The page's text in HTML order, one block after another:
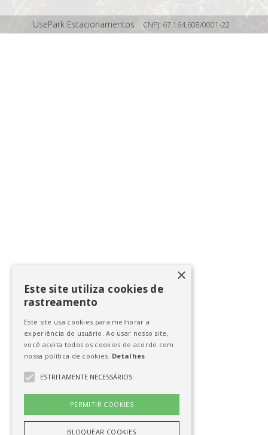
UsePark Estacionamentos CNPJ: 67.164.608/0001-22
Este site utiliza cookies de
rastreamento
Este site usa cookies para melhorar a
experiência do usuário. Ao usar nosso site,
você aceita todos os cookies de acordo com
nossa política de cookies. Detalhes
ESTRITAMENTE NECESSÁRIOS
PERMITIR COOKIES
BLOQUEAR COOKIES
×